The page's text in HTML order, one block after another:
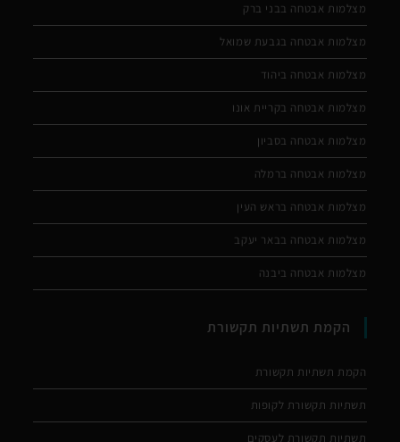
מצלמות אבטחה בבני ברק
מצלמות אבטחה בגבעת שמואל
מצלמות אבטחה ביהוד
מצלמות אבטחה בקריית אונו
מצלמות אבטחה בסביון
מצלמות אבטחה ברמלה
מצלמות אבטחה בראש העין
מצלמות אבטחה בבאר יעקב
מצלמות אבטחה ביבנה
הקמת תשתיות תקשורת
הקמת תשתיות תקשורת
תשתיות תקשורת לקופות
תשתיות תקשורת לעסקים